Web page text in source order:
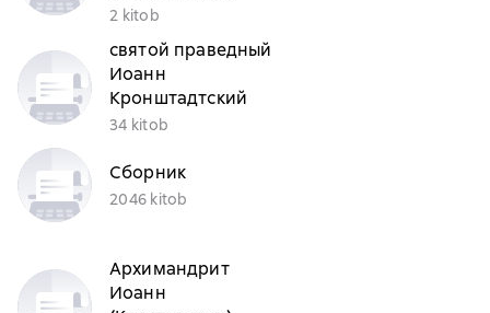
2 kitob
cвятой праведный
Иоанн
Кронштадтский
34 kitob
Сборник
2046 kitob
Архимандрит
Иоанн